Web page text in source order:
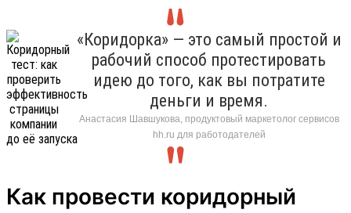
«Коридорка» — это самый простой и
рабочий способ протестировать
идею до того, как вы потратите
деньги и время.
Анастасия Шавшукова, продуктовый маркетолог сервисов
hh.ru для работодателей
Как провести коридорный